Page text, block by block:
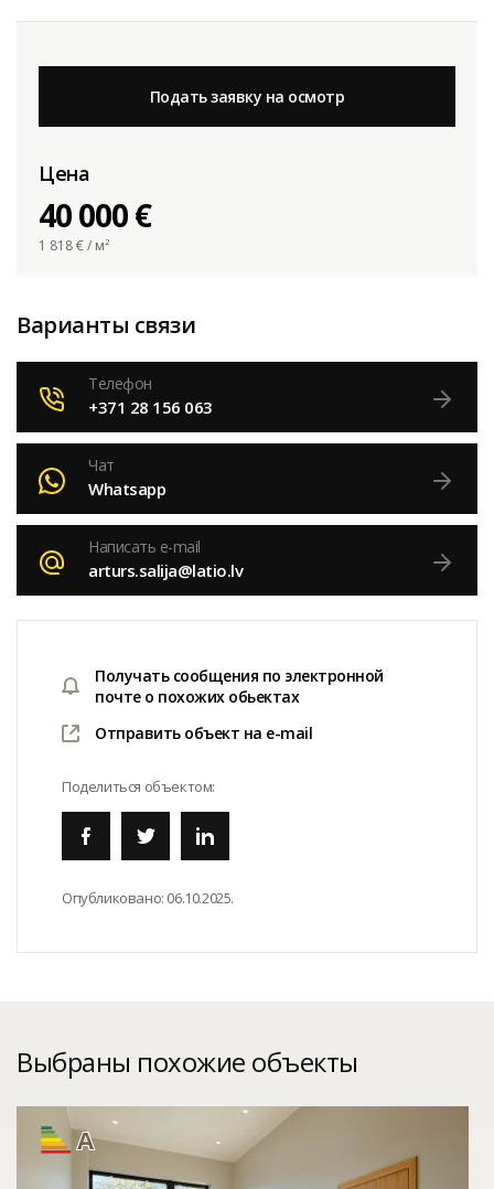
Подать заявку на осмотр
Цена
40 000 €
1 818€ / м²
Варианты связи
Телефон
+371 28 156 063
Чат
Whatsapp
Написать e-mail
arturs.salija@latio.lv
Получать сообщения по электронной
почте о похожих обьектах
Отправить объект на e-mail
Поделиться объектом:
Опубликовано: 06.10.2025.
Выбраны похожие объекты
A